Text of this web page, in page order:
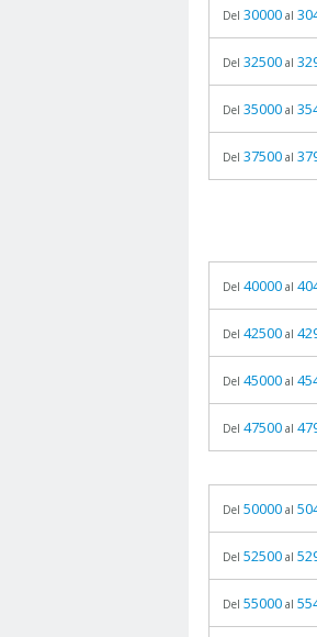
Del 30000 al
Del 32500 al
Del 35000 al
Del 37500 al
Del 40000 al
Del 42500 al
Del 45000 al
Del 47500 al
Del 50000 al
Del 52500 al
Del 55000 al